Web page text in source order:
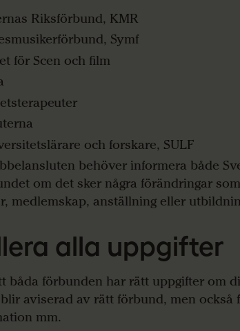
Riksförbund, KMR
Symf
för Scen och film
och forskare, SULF
behöver informera både
om det sker några förändringar
medlemskap, anställning eller
alla uppgifter
båda förbunden har rätt uppgifter om
aviserad av rätt förbund, men också
mm.